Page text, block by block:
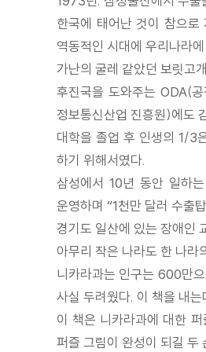
한국에 태어난 것이 참으
역동적인 시대에 우리나라
가난의 굴레 같았던 보릿고
후진국을 도와주는 ODA(
정보통신산업 진흥원)에도
대학을 졸업 후 인생의 1/3
하기 위해서였다.
삼성에서 10년 동안 일하
운영하며 “1천만 달러 수출
경기도 일산에 있는 장애인
아무리 작은 나라도 한 나라
니카라과는 인구는 600만
사실 두려웠다. 이 책을 내
이 책은 니카라과에 대한
퍼즐 그림이 완성이 되길 두